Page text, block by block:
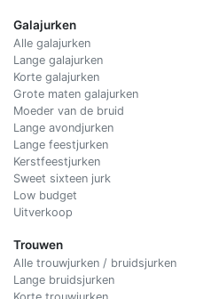
Galajurken
Alle galajurken
Lange galajurken
Korte galajurken
Grote maten galajurken
Moeder van de bruid
Lange avondjurken
Lange feestjurken
Kerstfeestjurken
Sweet sixteen jurk
Low budget
Uitverkoop
Trouwen
Alle trouwjurken / bruidsjurken
Lange bruidsjurken